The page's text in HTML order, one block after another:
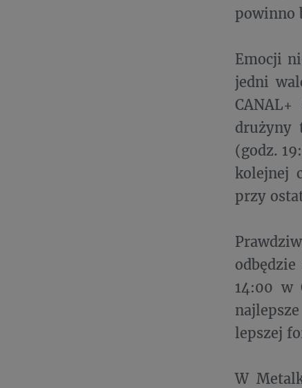
powinno
Emocji
jedni
drużyny
(godz.
kolejnej
przy
14:00 w
lepszej
W